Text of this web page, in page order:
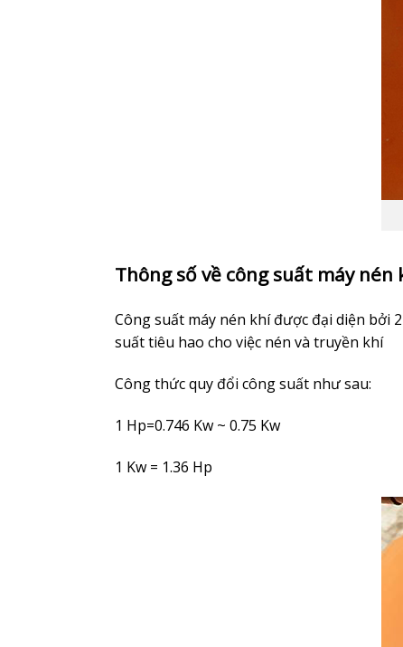
Thông số về công suất máy nén
Công suất máy nén khí được đại diện bởi
suất tiêu hao cho việc nén và truyền khí
Công thức quy đổi công suất như sau:
1 Hp=0.746 Kw ~ 0.75 Kw
1 Kw = 1.36 Hp